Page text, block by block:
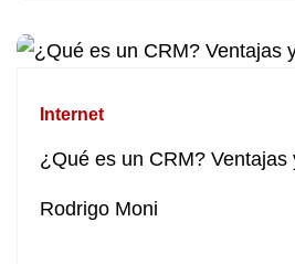
Internet
¿Qué es un CRM? Ventajas
Rodrigo Moni